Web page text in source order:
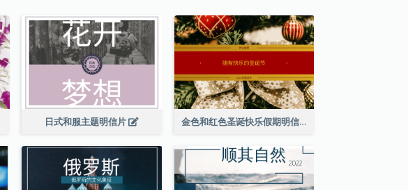
日式和服主题明信片 金色和红色圣诞快乐假期明信片